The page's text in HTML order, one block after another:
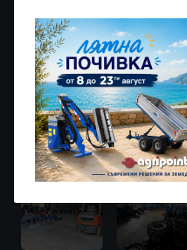
земеделска техника до всяка точка